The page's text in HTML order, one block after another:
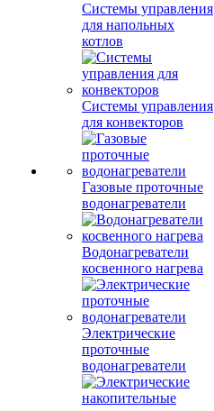
Системы управления
для напольных
котлов
Системы управления
для конвекторов
Газовые проточные
водонагреватели
Водонагреватели
косвенного нагрева
Электрические
проточные
водонагреватели